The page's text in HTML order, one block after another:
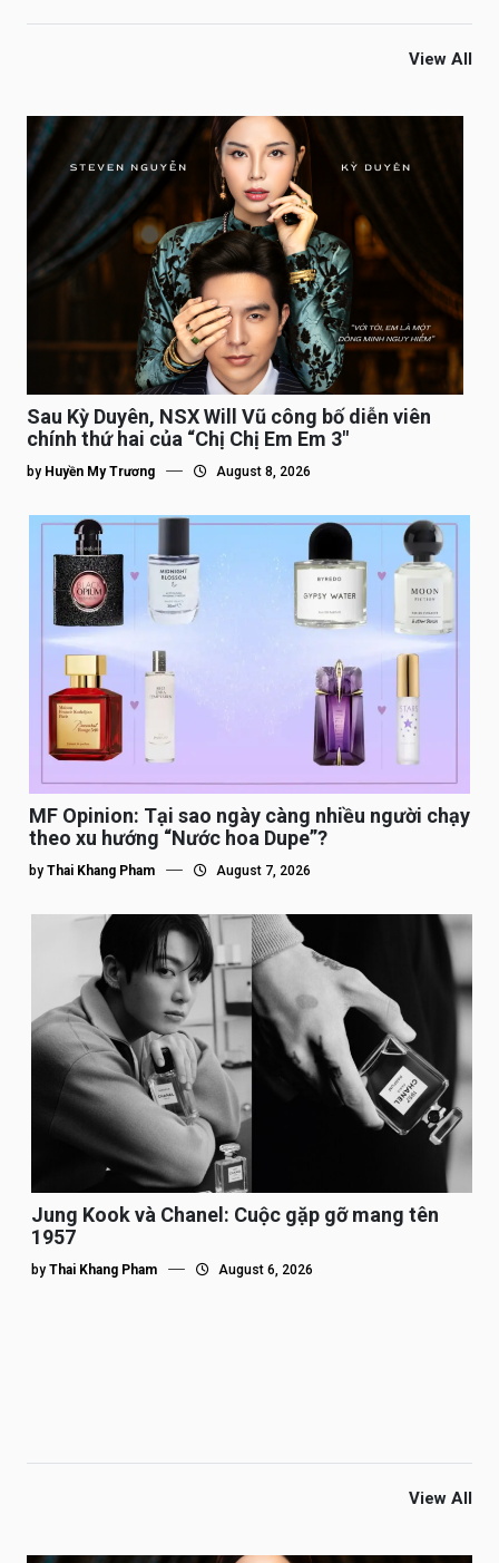
View All
Sau Kỳ Duyên, NSX Will Vũ công bố diễn viên
chính thứ hai của “Chị Chị Em Em 3″
by Huyền My Trương August 8, 2026
MF Opinion: Tại sao ngày càng nhiều người chạy
theo xu hướng “Nước hoa Dupe”?
by Thai Khang Pham August 7, 2026
Jung Kook và Chanel: Cuộc gặp gỡ mang tên
1957
by Thai Khang Pham August 6, 2026
View All